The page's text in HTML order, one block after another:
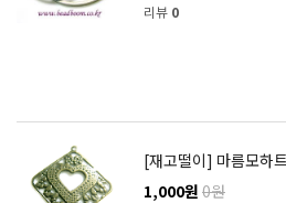
리뷰 0
[재고떨이] 마름모하
1,000원 0원